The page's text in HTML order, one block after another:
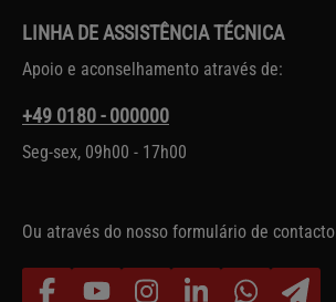
LINHA DE ASSISTÊNCIA TÉCNICA
Apoio e aconselhamento através de:
+49 0180 - 000000
Seg-sex, 09h00 - 17h00
Ou através do nosso formulário de contacto